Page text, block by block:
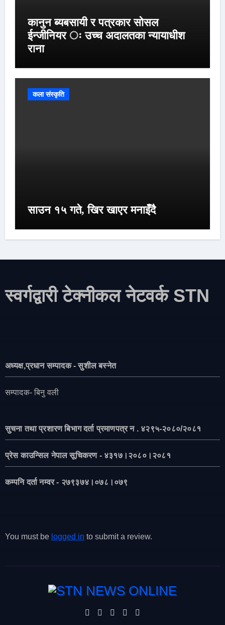
कानुन ब्यबसायी र पत्रकार सोसल
ईन्जीनियर ः उच्च अदालतका न्यायाधीश
राना
कला संस्कृति
साउन १५ गते, खिर खाएर मनाइँदै
स्वर्गद्वारी टेक्नीकल नेटवर्क STN
अध्यक्ष,प्रधान सम्पादक - सुशील बस्नेत
सम्पादक- बिनु वली
सुचना तथा प्रशारण बिभाग दर्ता प्रमाणपत्र न . ४२९५-२०८०/२०८१
प्रेस काउन्सिल नेपाल सूचिकरण - ४३१७।२०८०।२०८१
कम्पनि दर्ता नम्वर - २७९३७४।०७८।०७९
You must be logged in to submit a review.